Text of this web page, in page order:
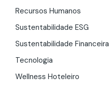
Recursos Humanos
Sustentabilidade ESG
Sustentabilidade Financeira
Tecnologia
Wellness Hoteleiro